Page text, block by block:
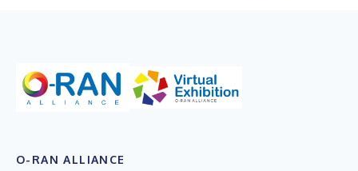
O-RAN ALLIANCE